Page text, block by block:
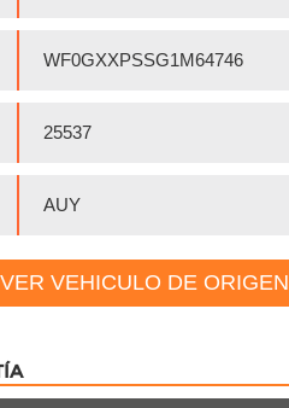
WF0GXXPSSG1M64746
25537
AUY
VER VEHICULO DE ORIGEN